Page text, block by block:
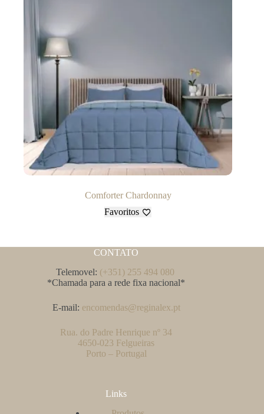
Comforter Chardonnay
Favoritos
CONTATO
Telemovel: (+351) 255 494 080
*Chamada para a rede fixa nacional*
E-mail: encomendas@reginalex.pt
Rua. do Padre Henrique nº 34
4650-023 Felgueiras
Porto – Portugal
Links